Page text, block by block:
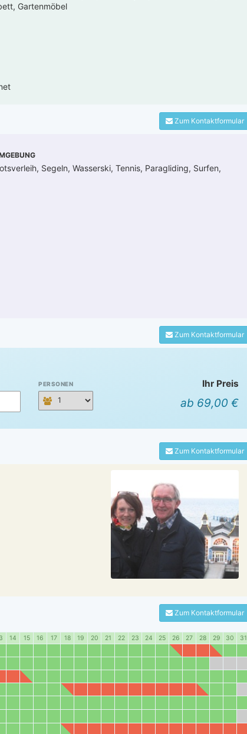
Gartenmöbel
Zum Kontaktformular
Segeln, Wasserski, Tennis, Paragliding, Surfen,
Zum Kontaktformular
PERSONEN Ihr Preis
ab 69,00 €
Zum Kontaktformular
Zum Kontaktformular
14 15 16 17 18 19 20 21 22 23 24 25 26 27 28 29 30
31